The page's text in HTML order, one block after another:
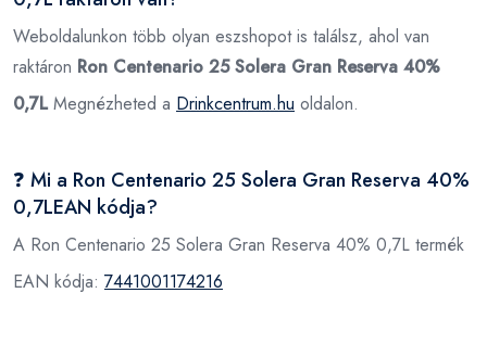
Weboldalunkon több olyan eszshopot is találsz, ahol van
raktáron Ron Centenario 25 Solera Gran Reserva 40%
0,7LMegnézheted a Drinkcentrum.hu oldalon.
❓ Mi a Ron Centenario 25 Solera Gran Reserva 40%
0,7LEAN kódja?
A Ron Centenario 25 Solera Gran Reserva 40% 0,7L termék
EAN kódja: 7441001174216